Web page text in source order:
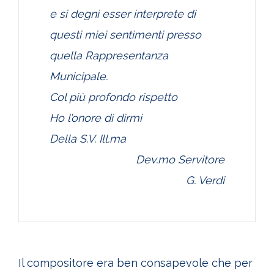
e si degni esser interprete di
questi miei sentimenti presso
quella Rappresentanza
Municipale.
Col più profondo rispetto
Ho l’onore di dirmi
Della S.V. Ill.ma
Dev.mo Servitore
G. Verdi
Il compositore era ben consapevole che per